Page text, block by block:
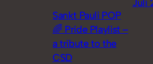
Sankt Pauli POP
🌈 Pride Playlist –
a tribute to the
CSD
Juli